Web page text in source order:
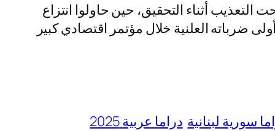
أثناء التحقيق، حين حاولوا انتزاع
ضرباته العلنية خلال مؤتمر اقتصادي كبير
سورية لبنانية دراما عربية 2025